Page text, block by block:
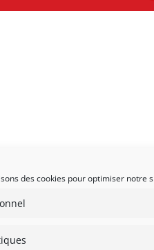
des cookies pour optimiser notre